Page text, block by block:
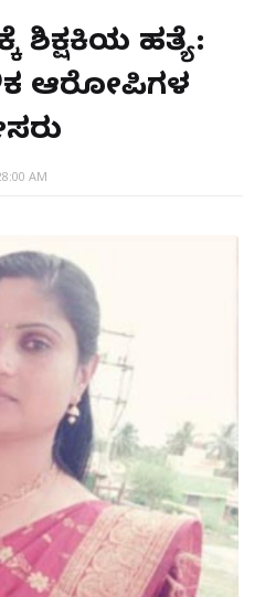
ಶಿಕ್ಷಕಿಯ ಹತ್ಯೆ:
ಆರೋಪಿಗಳ
AM